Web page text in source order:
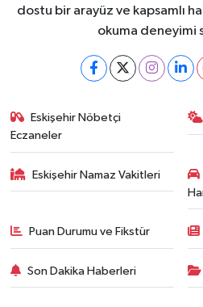
dostu bir arayüz ve kapsamlı
okuma deneyimi
Eskişehir Nöbetçi
Eczaneler
Eskişehir Namaz Vakitleri
Puan Durumu ve Fikstür
Son Dakika Haberleri